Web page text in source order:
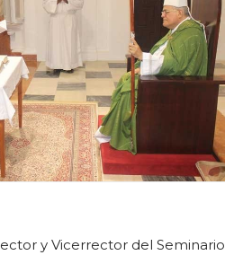
y Vicerrector del Seminario